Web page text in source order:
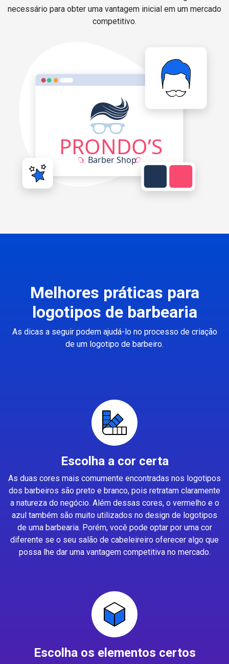
necessário para obter uma vantagem inicial em um mercado
competitivo.
Melhores práticas para
logotipos de barbearia
As dicas a seguir podem ajudá-lo no processo de criação
de um logotipo de barbeiro.
Escolha a cor certa
As duas cores mais comumente encontradas nos logotipos
dos barbeiros são preto e branco, pois retratam claramente
a natureza do negócio. Além dessas cores, o vermelho e o
azul também são muito utilizados no design de logotipos
de uma barbearia. Porém, você pode optar por uma cor
diferente se o seu salão de cabeleireiro oferecer algo que
possa lhe dar uma vantagem competitiva no mercado.
Escolha os elementos certos